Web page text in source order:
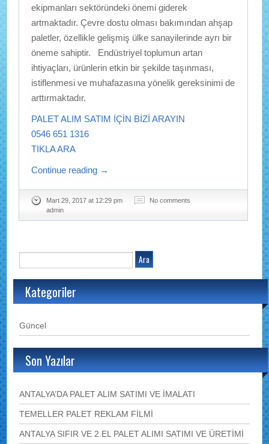
ekipmanları sektöründeki önemi giderek
artmaktadır. Çevre dostu olması bakımından ahşap
paletler, özellikle gelişmiş ülke sanayilerinde ayrı bir
öneme sahiptir. Endüstriyel toplumun artan
ihtiyaçları, ürünlerin etkin bir şekilde taşınması,
istiflenmesi ve muhafazasına yönelik gereksinimi de
arttırmaktadır.
PALET ALIM SATIM İÇİN BİZİ ARAYIN
0546 651 1316
TIKLA ARA
Continue reading →
Mart 29, 2017 at 12:29 pm
No comments
admin
Kategoriler
Güncel
Son Yazılar
ANTALYA’DA PALET ALIM SATIMI VE İMALATI
TEMELLER PALET REKLAM FİLMİ
ANTALYA SIFIR VE 2.EL PALET ALIMI SATIMI VE ÜRETİMİ